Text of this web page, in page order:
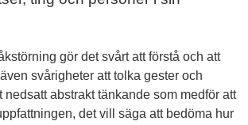
gör det svårt att förstå och att
svårigheter att tolka gester och
nedsatt abstrakt tänkande som medför att
det vill säga att bedöma hur